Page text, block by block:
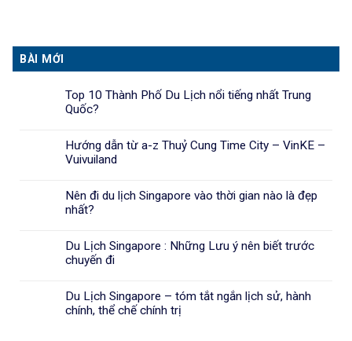
BÀI MỚI
Top 10 Thành Phố Du Lịch nổi tiếng nhất Trung
Quốc?
Hướng dẫn từ a-z Thuỷ Cung Time City – VinKE –
Vuivuiland
Nên đi du lịch Singapore vào thời gian nào là đẹp
nhất?
Du Lịch Singapore : Những Lưu ý nên biết trước
chuyến đi
Du Lịch Singapore – tóm tắt ngắn lịch sử, hành
chính, thể chế chính trị